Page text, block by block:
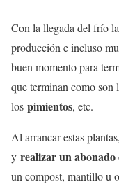
Con la llegada del frío
producción e incluso
buen momento para
que terminan como son
los pimientos, etc.
Al arrancar estas
y realizar un
un compost, mantillo u